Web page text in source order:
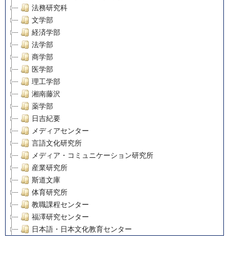
法務研究科
文学部
経済学部
法学部
商学部
医学部
理工学部
湘南藤沢
薬学部
日吉紀要
メディアセンター
言語文化研究所
メディア・コミュニケーション研究所
産業研究所
斯道文庫
体育研究所
教職課程センター
福澤研究センター
日本語・日本文化教育センター